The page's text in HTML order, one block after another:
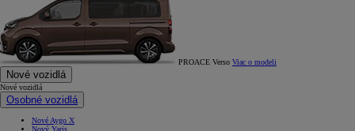
PROACE Verso Viac o modeli
Nové vozidlá
Nové vozidlá
Osobné vozidlá
Nové Aygo X
Nový Yaris